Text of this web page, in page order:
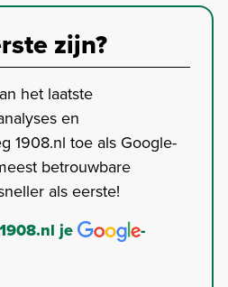
zijn?
het laatste
en
1908.nl toe als Google-
betrouwbare
als eerste!
je
-